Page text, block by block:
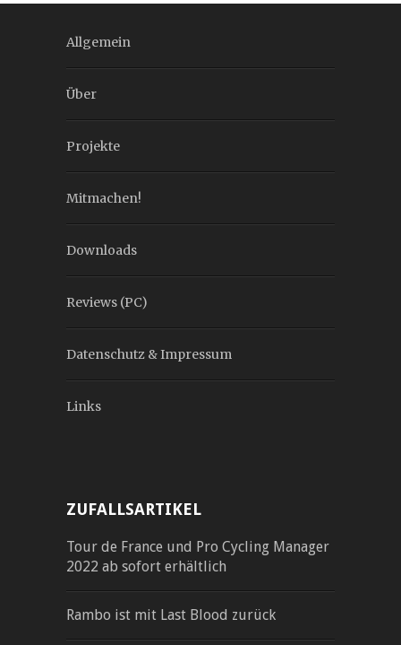
Allgemein
Über
Projekte
Mitmachen!
Downloads
Reviews (PC)
Datenschutz & Impressum
Links
ZUFALLSARTIKEL
Tour de France und Pro Cycling Manager
2022 ab sofort erhältlich
Rambo ist mit Last Blood zurück